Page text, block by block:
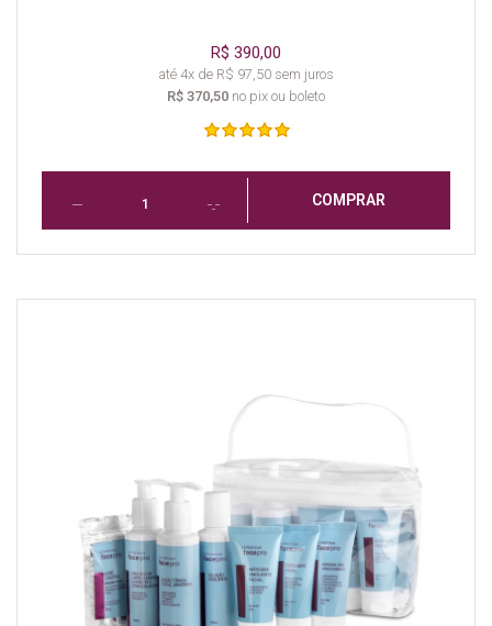
R$ 390,00
até 4x de R$ 97,50 sem juros
R$ 370,50 no pix ou boleto
COMPRAR